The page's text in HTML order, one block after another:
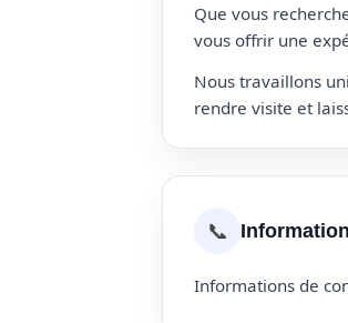
Que vous
vous offrir une
Nous travaillons
rendre visite et
📞
Informations de